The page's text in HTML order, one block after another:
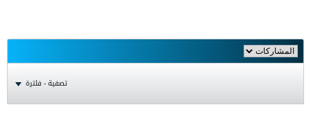
تصفية - فلترة